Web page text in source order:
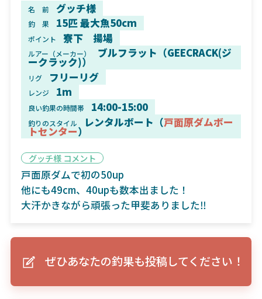
名 前 グッチ様
釣 果 15匹 最大魚50cm
ポイント 寮下 揚場
ルアー（メーカー） ブルフラット（GEECRACK(ジ
ークラック)）
リグ フリーリグ
レンジ 1m
良い釣果の時間帯 14:00-15:00
釣りのスタイル レンタルボート（戸面原ダムボー
トセンター）
グッチ様 コメント
戸面原ダムで初の50up
他にも49cm、40upも数本出ました！
大汗かきながら頑張った甲斐ありました‼︎
ぜひあなたの釣果も投稿してください！